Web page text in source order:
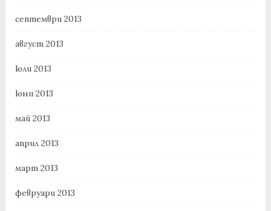
септември 2013
август 2013
юли 2013
юни 2013
май 2013
април 2013
март 2013
февруари 2013